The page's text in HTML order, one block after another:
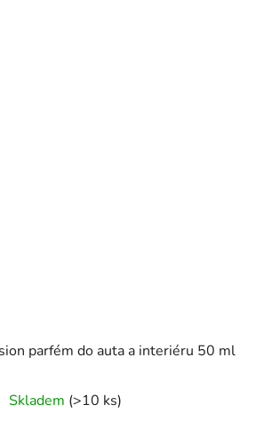
parfém do auta a interiéru 50 ml
Skladem (>10 ks)